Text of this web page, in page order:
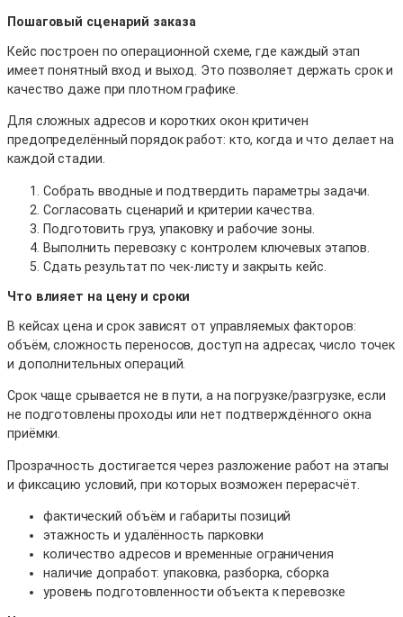
Пошаговый сценарий заказа
Кейс построен по операционной схеме, где каждый этап
имеет понятный вход и выход. Это позволяет держать срок и
качество даже при плотном графике.
Для сложных адресов и коротких окон критичен
предопределённый порядок работ: кто, когда и что делает на
каждой стадии.
Собрать вводные и подтвердить параметры задачи.
Согласовать сценарий и критерии качества.
Подготовить груз, упаковку и рабочие зоны.
Выполнить перевозку с контролем ключевых этапов.
Сдать результат по чек-листу и закрыть кейс.
Что влияет на цену и сроки
В кейсах цена и срок зависят от управляемых факторов:
объём, сложность переносов, доступ на адресах, число точек
и дополнительных операций.
Срок чаще срывается не в пути, а на погрузке/разгрузке, если
не подготовлены проходы или нет подтверждённого окна
приёмки.
Прозрачность достигается через разложение работ на этапы
и фиксацию условий, при которых возможен перерасчёт.
фактический объём и габариты позиций
этажность и удалённость парковки
количество адресов и временные ограничения
наличие допработ: упаковка, разборка, сборка
уровень подготовленности объекта к перевозке